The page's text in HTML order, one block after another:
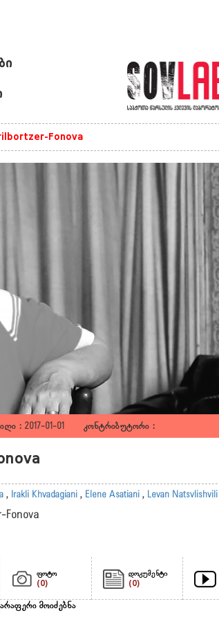
Fonova
: 2017-01-01 კონტრიბუტორი :
, Irakli Khvadagiani , Elene Asatiani , Levan Natsvlishvili
Fonova
ფოტო
(0)
დოკუმენტი
(0)
არაფერი მოიძებნა